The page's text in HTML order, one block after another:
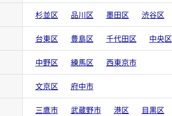
杉並区 品川区 墨田区 渋谷区
台東区 豊島区 千代田区 中央区
中野区 練馬区 西東京市
文京区 府中市
三鷹市 武蔵野市 港区 目黒区